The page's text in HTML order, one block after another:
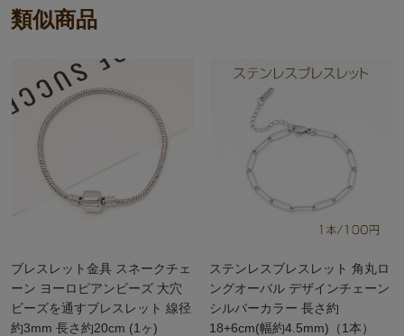
類似商品
ブレスレット金具 スネークチェ
ーン ヨーロピアンビーズ 大穴
ビーズを通すブレスレット 線径
約3mm 長さ約20cm (1ヶ)
ステンレスブレスレット 角丸ロ
ングオーバル デザインチェーン
シルバーカラー 長さ約
18+6cm(幅約4.5mm)（1本）